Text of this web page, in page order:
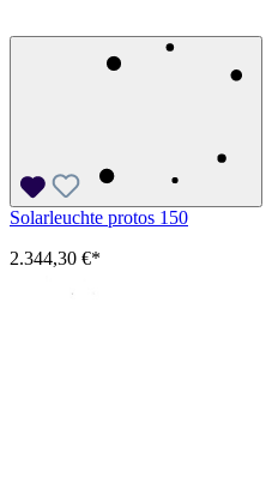
Solarleuchte protos 150
2.344,30 €*